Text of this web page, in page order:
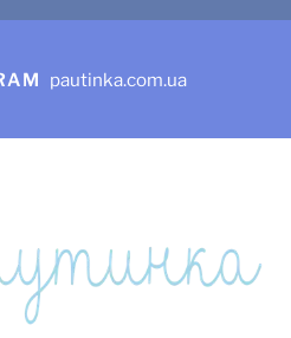
pautinka.com.ua